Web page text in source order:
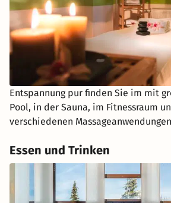
Entspannung pur finden Sie im mit
Pool, in der Sauna, im Fitnessraum
verschiedenen
Essen und Trinken